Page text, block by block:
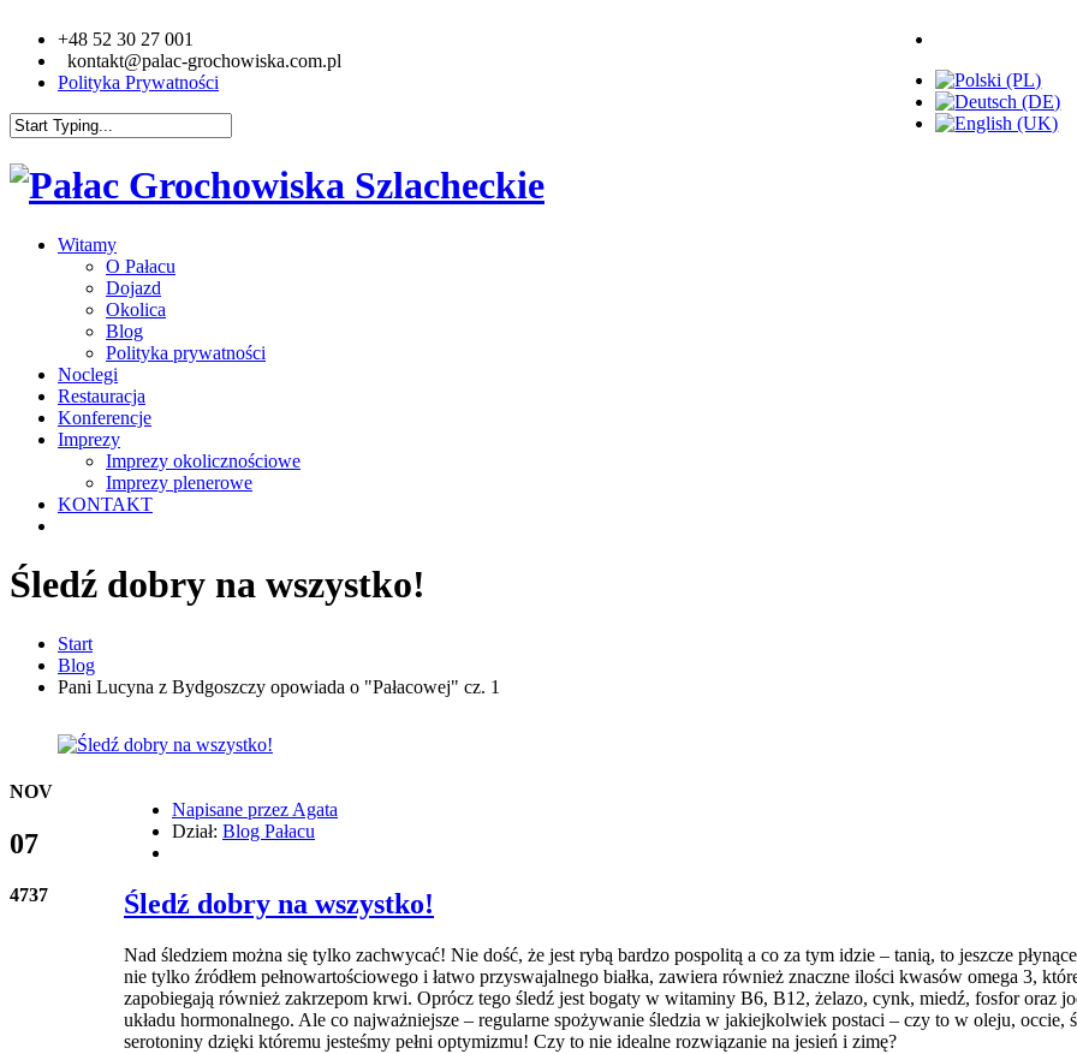
+48 52 30 27 001
kontakt@palac-grochowiska.com.pl
Polityka Prywatności
Witamy
O Pałacu
Dojazd
Okolica
Blog
Polityka prywatności
Noclegi
Restauracja
Konferencje
Imprezy
Imprezy okolicznościowe
Imprezy plenerowe
KONTAKT
Śledź dobry na wszystko!
Start
Blog
Pani Lucyna z Bydgoszczy opowiada o "Pałacowej" cz. 1
NOV
07
4737
Napisane przez Agata
Dział: Blog Pałacu
Śledź dobry na wszystko!
Nad śledziem można się tylko zachwycać! Nie dość, że jest rybą bardzo pospolitą a co za tym idzie – tanią, to jeszcze
nie tylko źródłem pełnowartościowego i łatwo przyswajalnego białka, zawiera również znaczne ilości kwasów omega 3,
zapobiegają również zakrzepom krwi. Oprócz tego śledź jest bogaty w witaminy B6, B12, żelazo, cynk, miedź, fosfor oraz
układu hormonalnego. Ale co najważniejsze – regularne spożywanie śledzia w jakiejkolwiek postaci – czy to w oleju,
serotoniny dzięki któremu jesteśmy pełni optymizmu! Czy to nie idealne rozwiązanie na jesień i zimę?